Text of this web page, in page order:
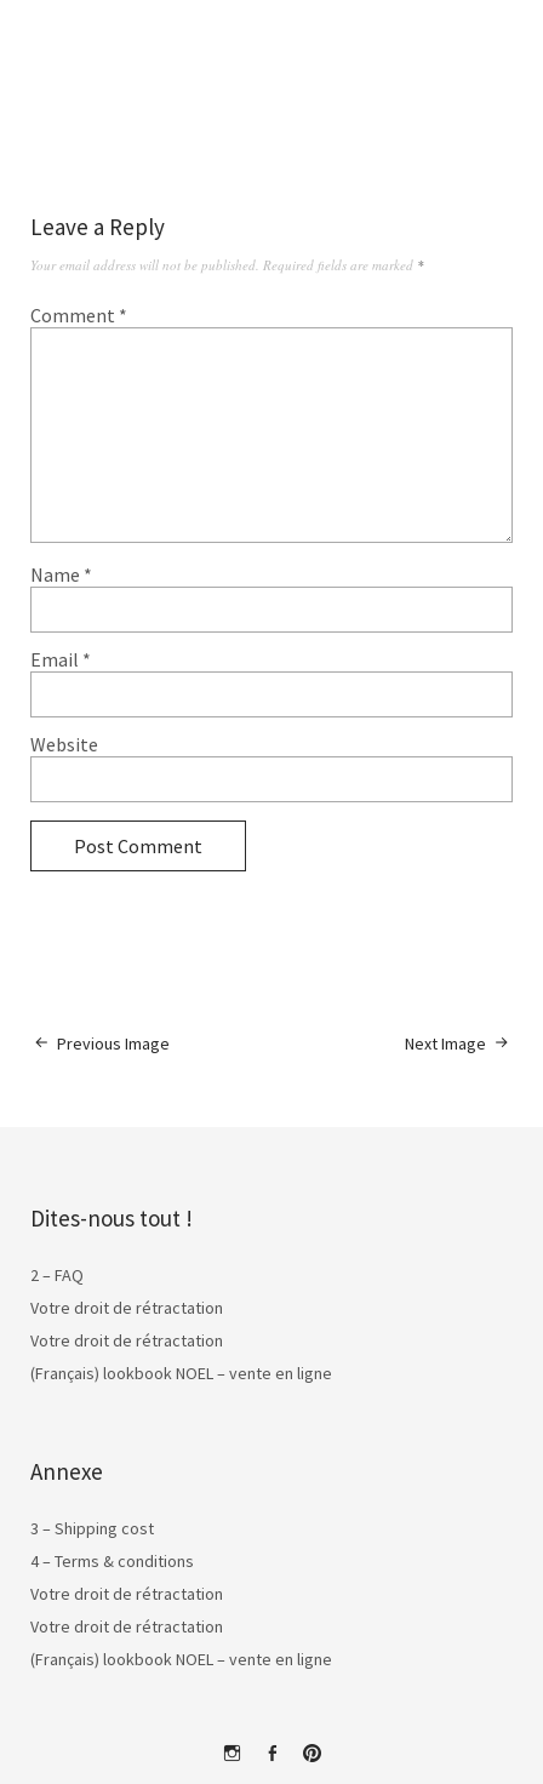
Leave a Reply
Your email address will not be published. Required fields are marked *
Comment *
Name *
Email *
Website
Next Image
Previous Image
Dites-nous tout !
2 – FAQ
Votre droit de rétractation
Votre droit de rétractation
(Français) lookbook NOEL – vente en ligne
Annexe
3 – Shipping cost
4 – Terms & conditions
Votre droit de rétractation
Votre droit de rétractation
(Français) lookbook NOEL – vente en ligne